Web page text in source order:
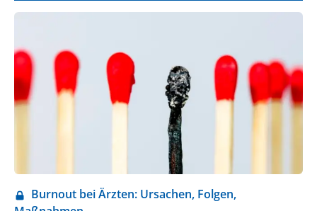
Burnout bei Ärzten: Ursachen, Folgen,